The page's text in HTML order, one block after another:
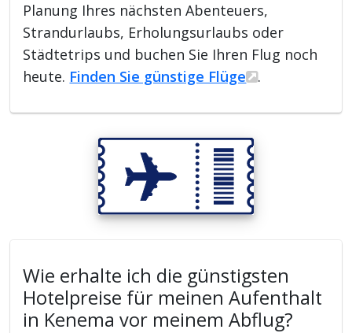
Planung Ihres nächsten Abenteuers,
Strandurlaubs, Erholungsurlaubs oder
Städtetrips und buchen Sie Ihren Flug noch
heute. Finden Sie günstige Flüge .
Wie erhalte ich die günstigsten
Hotelpreise für meinen Aufenthalt
in Kenema vor meinem Abflug?